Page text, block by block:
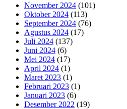
November 2024 (101)
Oktober 2024 (113)
September 2024 (76)
Agustus 2024 (17)
Juli 2024 (137)
Juni 2024 (6)
Mei 2024 (17)
April 2024 (1)
Maret 2023 (1)
Februari 2023 (1)
Januari 2023 (6)
Desember 2022 (19)